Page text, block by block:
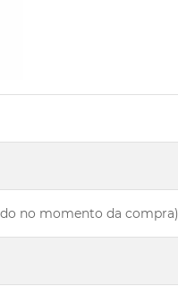
no momento da compra)